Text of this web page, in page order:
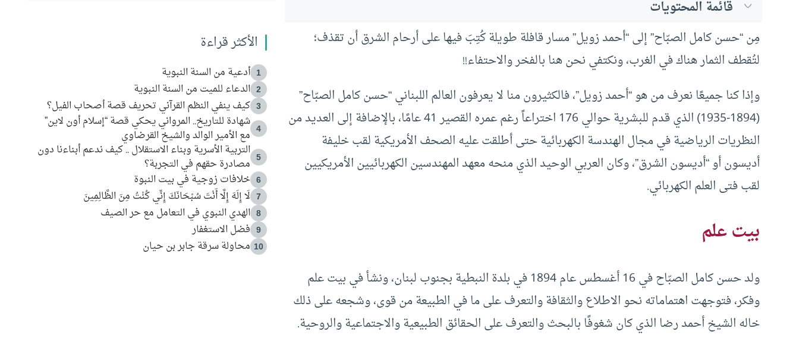
قائمة المحتويات
مِن “حسن كامل الصبّاح” إلى “أحمد زويل” مسار قافلة طويلة كُتِبَ فيها على أرحام الشرق أن تقذف؛
لتُقطف الثمار هناك في الغرب، ونكتفي نحن هنا بالفخر والاحتفاء!!
وإذا كنا جميعًا نعرف من هو “أحمد زويل”، فالكثيرون منا لا يعرفون العالم اللبناني “حسن كامل الصبّاح”
(1894-1935) الذي قدم للبشرية حوالي 176 اختراعاً رغم عمره القصير 41 عامًا، بالإضافة إلى العديد من
النظريات الرياضية في مجال الهندسة الكهربائية حتى أطلقت عليه الصحف الأمريكية لقب خليفة
أديسون أو “أديسون الشرق”، وكان العربي الوحيد الذي منحه معهد المهندسين الكهربائيين الأمريكيين
لقب فتى العلم الكهربائي.
بيت علم
ولد حسن كامل الصبّاح في 16 أغسطس عام 1894 في بلدة النبطية بجنوب لبنان، ونشأ في بيت علم
وفكر، فتوجهت اهتماماته نحو الاطلاع والثقافة والتعرف على ما في الطبيعة من قوى، وشجعه على ذلك
خاله الشيخ أحمد رضا الذي كان شغوفًا بالبحث والتعرف على الحقائق الطبيعية والاجتماعية والروحية.
الأكثر قراءة
1 أدعية من السنة النبوية
2 الدعاء للميت من السنة النبوية
3 كيف ينفي النظم القرآني تحريف قصة أصحاب الفيل؟
4
شهادة للتاريخ.. المرواني يحكي قصة “إسلام أون لاين”
مع الأمير الوالد والشيخ القرضاوي
5
التربية الأسرية وبناء الاستقلال .. كيف ندعم أبناءنا دون
مصادرة حقهم في التجربة؟
6 خلافات زوجية في بيت النبوة
7 لَا إِلَهَ إِلَّا أَنْتَ سُبْحَانَكَ إِنِّي كُنْتُ مِنَ الظَّالِمِينَ
8 الهدي النبوي في التعامل مع حر الصيف
9 فضل الاستغفار
10 محاولة سرقة جابر بن حيان